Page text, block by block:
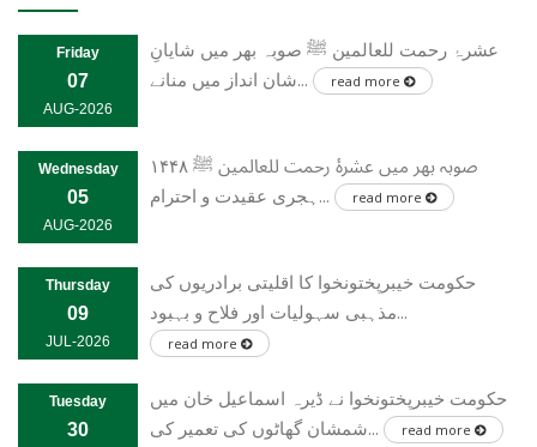
Friday
07
AUG-2026
عشرۂ رحمت للعالمین ﷺ صوبہ بھر میں شایانِ
شان انداز میں منانے...
read more
Wednesday
05
AUG-2026
صوبہ بھر میں عشرۂ رحمت للعالمین ﷺ ۱۴۴۸
ہجری عقیدت و احترام...
read more
Thursday
09
JUL-2026
حکومت خیبرپختونخوا کا اقلیتی برادریوں کی
مذہبی سہولیات اور فلاح و بہبود...
read more
Tuesday
30
حکومت خیبرپختونخوا نے ڈیرہ اسماعیل خان میں
شمشان گھاٹوں کی تعمیر کی...
read more